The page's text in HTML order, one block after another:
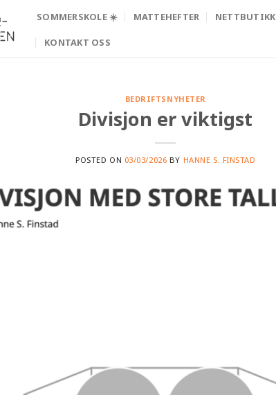
SOMMERSKOLE ☀️ MATTEHEFTER NETTBUTIKK
KONTAKT OSS
BEDRIFTSNYHETER
Divisjon er viktigst
POSTED ON 03/03/2026 BY HANNE S. FINSTAD